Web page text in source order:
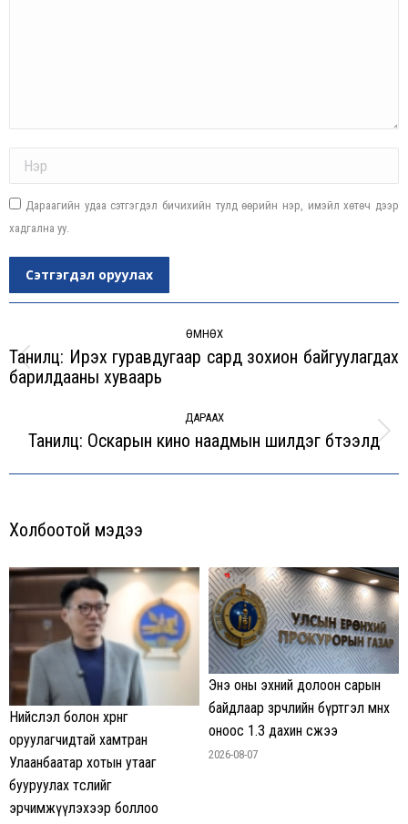
Дараагийн удаа сэтгэгдэл бичихийн тулд өөрийн нэр, имэйл хөтөч дээр
хадгална уу.
Сэтгэгдэл оруулах
ӨМНӨХ
Previous
Танилц: Ирэx гуравдугаар сард зоxион байгуулагдаx
барилдааны xуваарь
ДАРААХ
Next
Танилц: Оскарын кино наадмын шилдэг бүтээлүүд
Холбоотой мэдээ
Нийслэл болон хөрөнгө
оруулагчидтай хамтран
Улаанбаатар хотын утааг
бууруулах төслийг
эрчимжүүлэхээр боллоо
Энэ оны эхний долоон сарын
байдлаар зөрчлийн бүртгэл өмнөх
оноос 1.3 дахин өсжээ
2026-08-07